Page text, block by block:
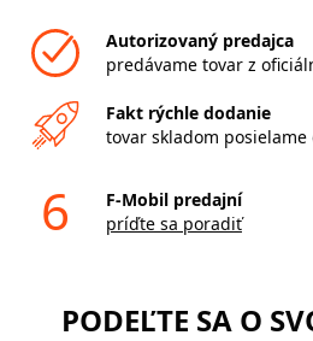
Autorizovaný predajca
predávame tovar z
Fakt rýchle dodanie
tovar skladom posielame
6
F-Mobil predajní
príďte sa poradiť
PODEĽTE SA O